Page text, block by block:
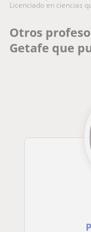
licenciado en ciencias
Otros
Getafe que